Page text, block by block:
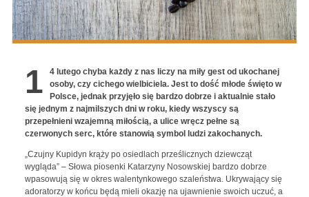
1
4 lutego chyba każdy z nas liczy na miły gest od ukochanej
osoby, czy cichego wielbiciela. Jest to dość młode święto w
Polsce, jednak przyjęło się bardzo dobrze i aktualnie stało
się jednym z najmilszych dni w roku, kiedy wszyscy są
przepełnieni wzajemną miłością, a ulice wręcz pełne są
czerwonych serc, które stanowią symbol ludzi zakochanych.
„Czujny Kupidyn krąży po osiedlach prześlicznych dziewcząt
wygląda” – Słowa piosenki Katarzyny Nosowskiej bardzo dobrze
wpasowują się w okres walentynkowego szaleństwa. Ukrywający się
adoratorzy w końcu będą mieli okazję na ujawnienie swoich uczuć, a